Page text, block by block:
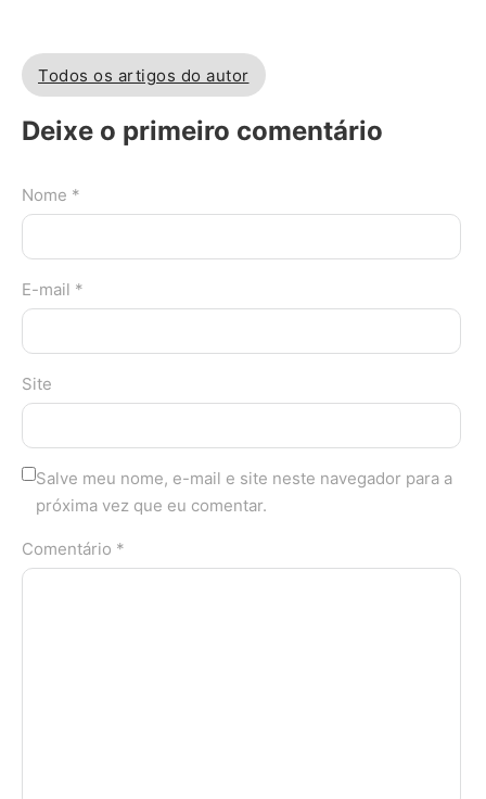
Todos os artigos do autor
Deixe o primeiro comentário
Nome *
E-mail *
Site
Salve meu nome, e-mail e site neste navegador para a
próxima vez que eu comentar.
Comentário *